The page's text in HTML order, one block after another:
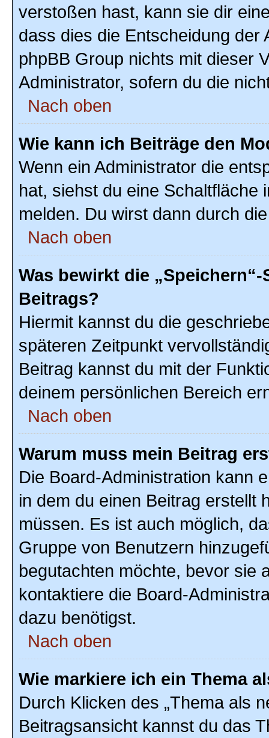
verstoßen hast, kann sie dir
dass dies die Entscheidung der
phpBB Group nichts mit dieser
Administrator, sofern du die
Nach oben
Wie kann ich Beiträge den
Wenn ein Administrator die
hat, siehst du eine Schaltfläche
melden. Du wirst dann durch
Nach oben
Was bewirkt die
Beitrags?
Hiermit kannst du die
späteren Zeitpunkt
Beitrag kannst du mit der
deinem persönlichen Bereich
Nach oben
Warum muss mein Beitrag
Die Board-Administration kann
in dem du einen Beitrag erstellt
müssen. Es ist auch möglich,
Gruppe von Benutzern
begutachten möchte, bevor sie
kontaktiere die Board-
dazu benötigst.
Nach oben
Wie markiere ich ein Thema
Durch Klicken des „Thema als
Beitragsansicht kannst du das